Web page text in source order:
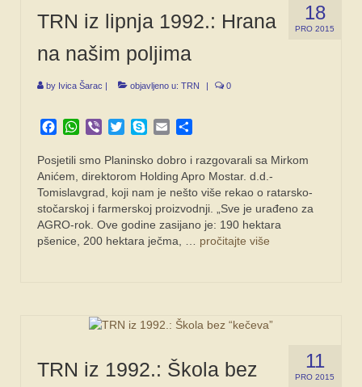
IZ ARHIVE
NAJAVE
FORUM
18
PRO 2015
TRN iz lipnja 1992.: Hrana
na našim poljima
by Ivica Šarac | objavljeno u: TRN | 0
Facebook
WhatsApp
Viber TwitterSkypeEmail
Posjetili smo Planinsko dobro i razgovarali sa Mirkom
Anićem, direktorom Holding Apro Mostar. d.d.-
Tomislavgrad, koji nam je nešto više rekao o ratarsko-
stočarskoj i farmerskoj proiz­vodnji. „Sve je urađeno za
AGRO-rok. Ove godine zasijano je: 190 hektara
pšenice, 200 hektara ječma, … pročitajte više
11
PRO 2015
TRN iz 1992.: Škola bez